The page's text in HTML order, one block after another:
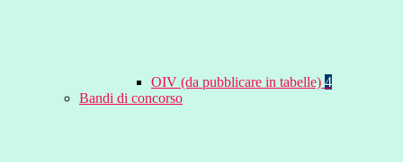
OIV (da pubblicare in tabelle) 4
Bandi di concorso